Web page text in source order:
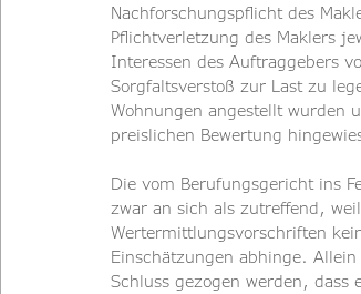
Nachforschungspflicht des
Pflichtverletzung des Maklers
Interessen des Auftraggebers
Sorgfaltsverstoß zur Last zu
Wohnungen angestellt wurden
preislichen Bewertung
Die vom Berufungsgericht ins
zwar an sich als zutreffend,
Wertermittlungsvorschriften
Einschätzungen abhinge.
Schluss gezogen werden,